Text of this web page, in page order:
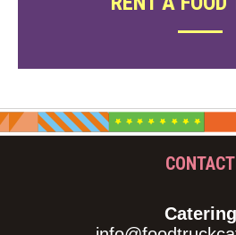
CONTACT
Catering